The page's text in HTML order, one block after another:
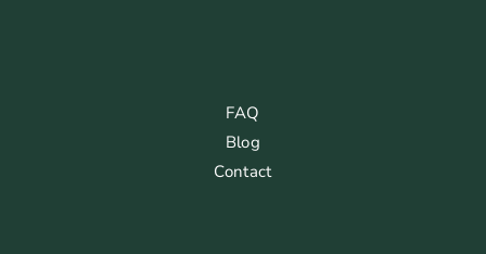
FAQ
Blog
Contact